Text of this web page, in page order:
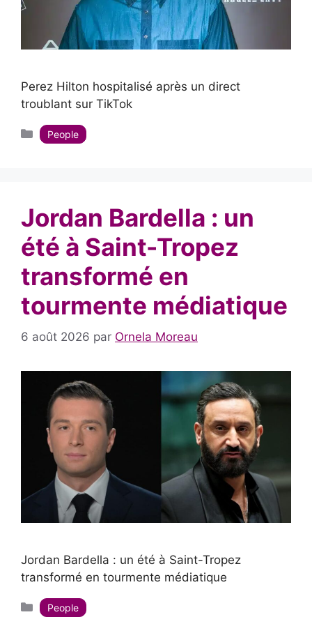
Perez Hilton hospitalisé après un direct
troublant sur TikTok
Catégories
People
Jordan Bardella : un
été à Saint-Tropez
transformé en
tourmente médiatique
6 août 2026 par Ornela Moreau
Jordan Bardella : un été à Saint-Tropez
transformé en tourmente médiatique
Catégories
People